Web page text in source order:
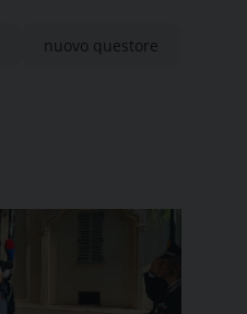
nuovo questore